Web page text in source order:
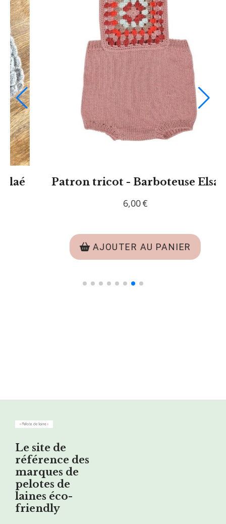
Modèle Tricot PDF - Sac Aurore
€
AJOUTER AU PANIER
Le site de
référence des
marques de
pelotes de
laines éco-
friendly